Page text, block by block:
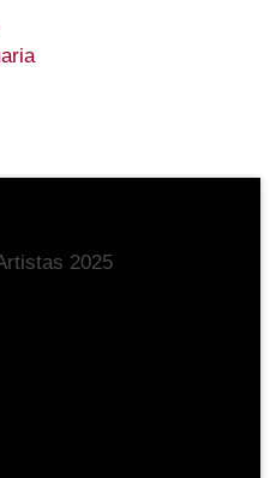
2025